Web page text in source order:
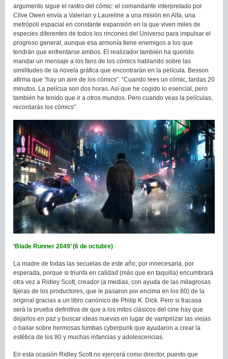
argumento sigue el rastro del cómic: el comandante interpretado por
Clive Owen envía a Valerian y Laureline a una misión en Alfa, una
metrópoli espacial en constante expansión en la que viven miles de
especies diferentes de todos los rincones del Universo para impulsar el
progreso general, aunque esa armonía tiene enemigos a los que
tendrán que enfrentarse ambos. El realizador también ha querido
mandar un mensaje a los fans de los cómics hablando sobre las
similitudes de la novela gráfica que encontrarán en la película. Besson
afirma que “hay un aire de los cómics”. “Cuando lees un cómic, tardas 20
minutos. La pelícua son dos horas. Así que he cogido lo esencial, pero
también he tenido que ir a otros mundos. Pero cuando veas la películas,
recordarás los cómics”.
‘Blade Runner 2049’ (6 de octubre)
La madre de todas las secuelas de este año, por innecesaria, por
esperada, porque si triunfa en calidad (más que en taquilla) encumbrará
otra vez a Ridley Scott, creador (a medias, con ayuda de las milagrosas
tijeras de los productores, que le pasaron por encima en los 80) de la
original gracias a un libro canónico de Philip K. Dick. Pero si fracasa
será la prueba definitiva de que a los mitos clásicos del cine hay que
dejarlos en paz y buscar ideas nuevas en lugar de vampirizar las viejas
o bailar sobre hermosas tumbas cyberpunk que ayudaron a crear la
estética de los 80 y muchas infancias y adolescencias.
En esta ocasión Ridley Scott no ejercerá como director, puesto que